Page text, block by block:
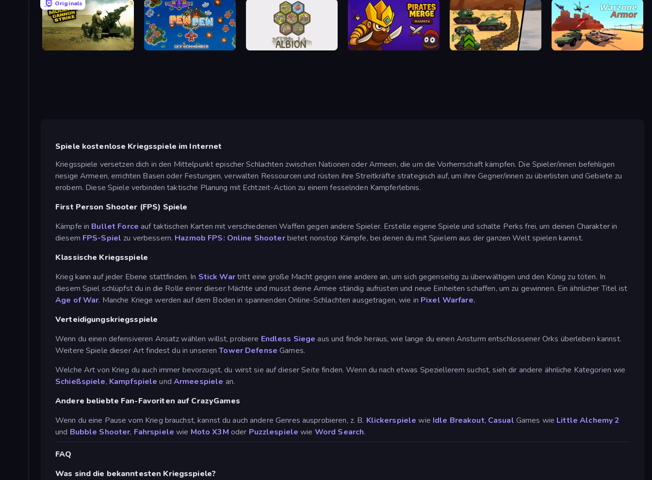
Originals
Modern Cannon Strike Pew Pew Settlers of Albion Pirates Merge: War Path Tank Battle: War Commander Warzone Armor
Spiele kostenlose Kriegsspiele im Internet
Kriegsspiele versetzen dich in den Mittelpunkt epischer Schlachten zwischen Nationen oder Armeen, die um die Vorherrschaft kämpfen. Die Spieler/innen befehligen
riesige Armeen, errichten Basen oder Festungen, verwalten Ressourcen und rüsten ihre Streitkräfte strategisch auf, um ihre Gegner/innen zu überlisten und Gebiete zu
erobern. Diese Spiele verbinden taktische Planung mit Echtzeit-Action zu einem fesselnden Kampferlebnis.
First Person Shooter (FPS) Spiele
Kämpfe in Bullet Force auf taktischen Karten mit verschiedenen Waffen gegen andere Spieler. Erstelle eigene Spiele und schalte Perks frei, um deinen Charakter in
diesem FPS-Spiel zu verbessern. Hazmob FPS: Online Shooterbietet nonstop Kämpfe, bei denen du mit Spielern aus der ganzen Welt spielen kannst.
Klassische Kriegsspiele
Krieg kann auf jeder Ebene stattfinden. In Stick Wartritt eine große Macht gegen eine andere an, um sich gegenseitig zu überwältigen und den König zu töten. In
diesem Spiel schlüpfst du in die Rolle einer dieser Mächte und musst deine Armee ständig aufrüsten und neue Einheiten schaffen, um zu gewinnen. Ein ähnlicher Titel ist
Age of War. Manche Kriege werden auf dem Boden in spannenden Online-Schlachten ausgetragen, wie in Pixel Warfare.
Verteidigungskriegsspiele
Wenn du einen defensiveren Ansatz wählen willst, probiere Endless Siege aus und finde heraus, wie lange du einen Ansturm entschlossener Orks überleben kannst.
Weitere Spiele dieser Art findest du in unserenTower Defense Games.
Welche Art von Krieg du auch immer bevorzugst, du wirst sie auf dieser Seite finden. Wenn du nach etwas Speziellerem suchst, sieh dir andere ähnliche Kategorien wie
Schießspiele, Kampfspiele und Armeespiele an.
Andere beliebte Fan-Favoriten auf CrazyGames
Wenn du eine Pause vom Krieg brauchst, kannst du auch andere Genres ausprobieren, z. B. Klickerspiele wie Idle Breakout, Casual Games wie Little Alchemy 2
und Bubble Shooter, Fahrspiele wie Moto X3M oder Puzzlespiele wie Word Search.
FAQ
Was sind die bekanntesten Kriegsspiele?